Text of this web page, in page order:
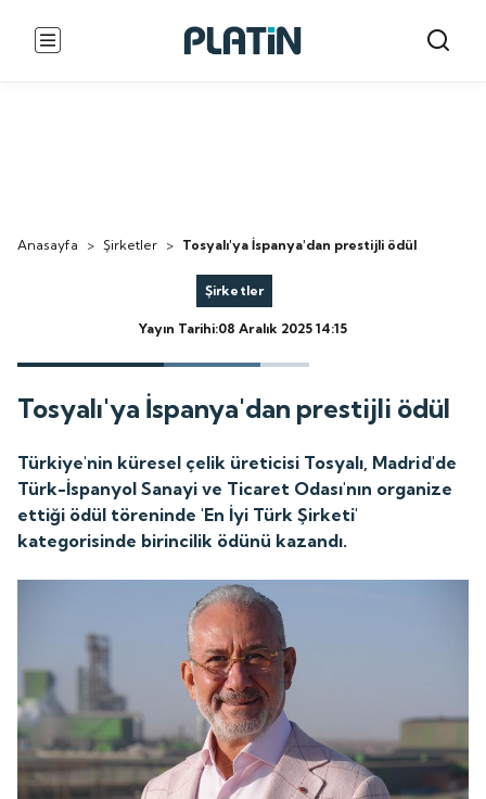
Anasayfa > Şirketler > Tosyalı'ya İspanya'dan prestijli ödül
Şirketler
Yayın Tarihi:08 Aralık 2025 14:15
Tosyalı'ya İspanya'dan prestijli ödül
Türkiye'nin küresel çelik üreticisi Tosyalı, Madrid'de
Türk-İspanyol Sanayi ve Ticaret Odası'nın organize
ettiği ödül töreninde 'En İyi Türk Şirketi'
kategorisinde birincilik ödünü kazandı.